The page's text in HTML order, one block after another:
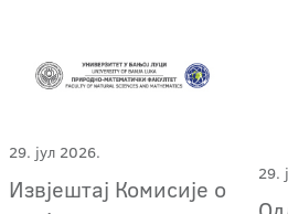
29. јул 2026.
Извјештај Комисије о
29.